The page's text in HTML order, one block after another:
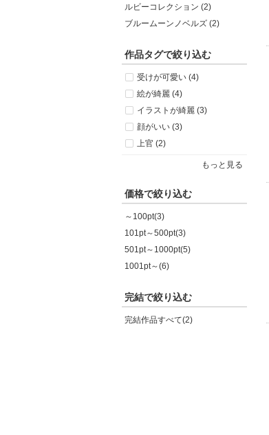
ルビーコレクション (2)
ブルームーンノベルズ (2)
作品タグで絞り込む
受けが可愛い (4)
絵が綺麗 (4)
イラストが綺麗 (3)
顔がいい (3)
上官 (2)
もっと見る
価格で絞り込む
～100pt(3)
101pt～500pt(3)
501pt～1000pt(5)
1001pt～(6)
完結で絞り込む
完結作品すべて(2)